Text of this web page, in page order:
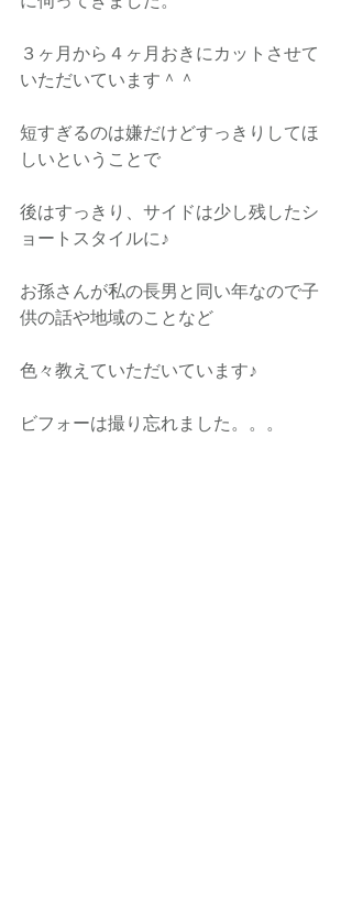
３ヶ月から４ヶ月おきにカットさせて
いただいています＾＾
短すぎるのは嫌だけどすっきりしてほ
しいということで
後はすっきり、サイドは少し残したシ
ョートスタイルに♪
お孫さんが私の長男と同い年なので子
供の話や地域のことなど
色々教えていただいています♪
ビフォーは撮り忘れました。。。